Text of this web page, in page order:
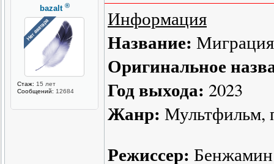
bazalt ®
Стаж: 15 лет
Сообщений: 12684
Информация
Название: Миграция
Оригинальное
Год выхода: 2023
Жанр: Мультфильм,
Режиссер: